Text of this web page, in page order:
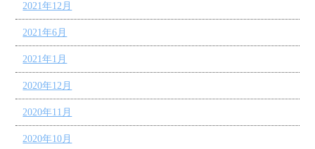
2021年12月
2021年6月
2021年1月
2020年12月
2020年11月
2020年10月